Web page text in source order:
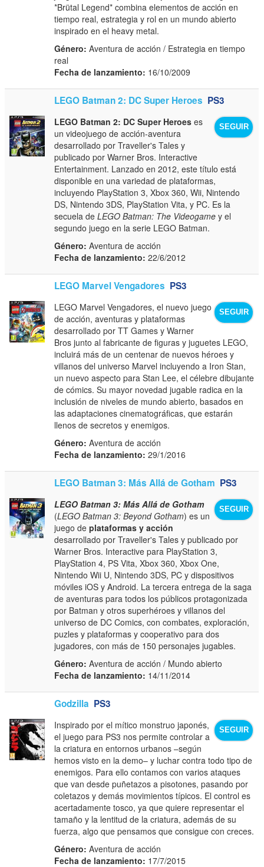
*Brütal Legend* combina elementos de acción en
tiempo real, estrategia y rol en un mundo abierto
inspirado en el heavy metal.
Género: Aventura de acción / Estrategia en tiempo
real
Fecha de lanzamiento: 16/10/2009
LEGO Batman 2: DC Super Heroes PS3
SEGUIR
LEGO Batman 2: DC Super Heroes es
un videojuego de acción-aventura
desarrollado por Traveller's Tales y
publicado por Warner Bros. Interactive
Entertainment. Lanzado en 2012, este título está
disponible en una variedad de plataformas,
incluyendo PlayStation 3, Xbox 360, Wii, Nintendo
DS, Nintendo 3DS, PlayStation Vita, y PC. Es la
secuela deLEGO Batman: The Videogame y el
segundo juego en la serie LEGO Batman.
Género: Aventura de acción
Fecha de lanzamiento: 22/6/2012
LEGO Marvel Vengadores PS3
SEGUIR
LEGO Marvel Vengadores, el nuevo juego
de acción, aventuras y plataformas
desarrollado por TT Games y Warner
Bros junto al fabricante de figuras y juguetes LEGO,
incluirá más de un centenar de nuevos héroes y
villanos del universo Marvel incluyendo a Iron Stan,
un nuevo aspecto para Stan Lee, el célebre dibujante
de cómics. Su mayor novedad jugable radica en la
inclusión de niveles de mundo abierto, basados en
las adaptaciones cinematográficas, que estarán
llenos de secretos y enemigos.
Género: Aventura de acción
Fecha de lanzamiento: 29/1/2016
LEGO Batman 3: Más Allá de Gotham PS3
SEGUIR
LEGO Batman 3: Más Allá de Gotham
(LEGO Batman 3: Beyond Gotham) es un
juego deplataformas y acción
desarrollado por Traveller's Tales y publicado por
Warner Bros. Interactive para PlayStation 3,
PlayStation 4, PS Vita, Xbox 360, Xbox One,
Nintendo Wii U, Nintendo 3DS, PC y dispositivos
móviles iOS y Android. La tercera entrega de la saga
de aventuras para todos los públicos protagonizada
por Batman y otros superhéroes y villanos del
universo de DC Comics, con combates, exploración,
puzles y plataformas y cooperativo para dos
jugadores, con más de 150 personajes jugables.
Género: Aventura de acción / Mundo abierto
Fecha de lanzamiento: 14/11/2014
Godzilla PS3
SEGUIR
Inspirado por el mítico monstruo japonés,
el juego para PS3 nos permite controlar a
la criatura en entornos urbanos –según
hemos visto en la demo– y luchar contra todo tipo de
enemigos. Para ello contamos con varios ataques
que van desde puñetazos a pisotones, pasando por
coletazos y demás movimientos típicos. El control es
acertadamente tosco, ya que quiere representar el
tamaño y la lentitud de la criatura, además de su
fuerza, algo que pensamos que consigue con creces.
Género: Aventura de acción
Fecha de lanzamiento: 17/7/2015